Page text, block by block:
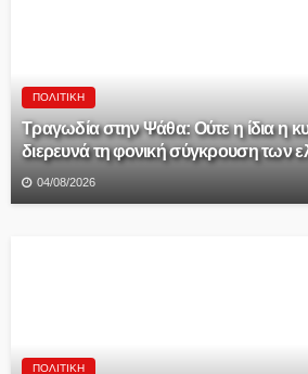
ΠΟΛΙΤΙΚΉ
Τραγωδία στην Ψάθα: Ούτε η ίδια η
διερευνά τη φονική σύγκρουση των
04/08/2026
ΠΟΛΙΤΙΚΉ